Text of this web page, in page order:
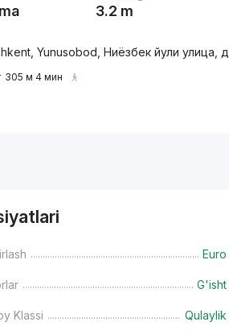
3.2 m
Yunusobod, Ниёзбек йули улица,
305 м 4 мин
Euro
G'isht
Klassi Qulaylik